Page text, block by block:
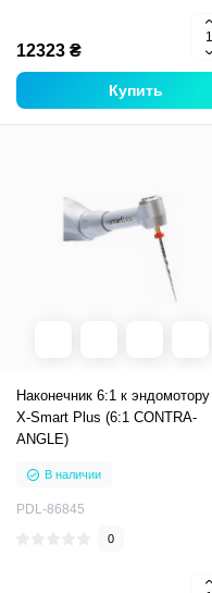
12323 ₴
Купить
Наконечник 6:1 к эндомотору
X-Smart Plus (6:1 CONTRA-
ANGLE)
В наличии
PDL-86845
0